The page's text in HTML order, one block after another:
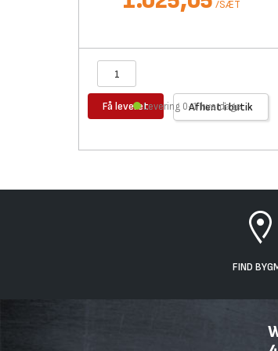
/SÆT
Få leveret Afhent i butik
Levering 0-1 hverdage
FIND